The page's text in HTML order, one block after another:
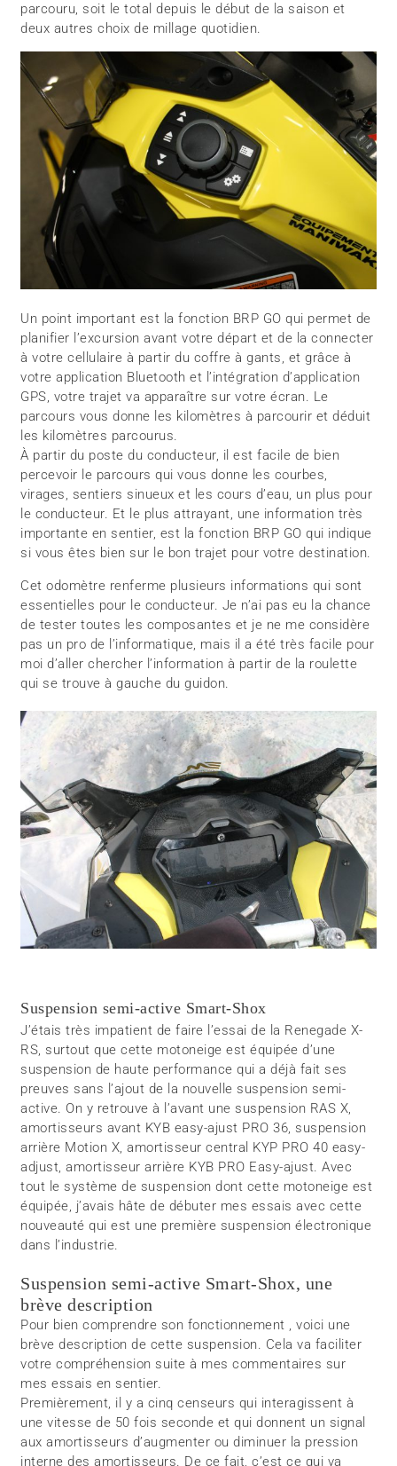
parcouru, soit le total depuis le début de la saison et
deux autres choix de millage quotidien.
Un point important est la fonction BRP GO qui permet de
planifier l’excursion avant votre départ et de la connecter
à votre cellulaire à partir du coffre à gants, et grâce à
votre application Bluetooth et l’intégration d’application
GPS, votre trajet va apparaître sur votre écran. Le
parcours vous donne les kilomètres à parcourir et déduit
les kilomètres parcourus.
À partir du poste du conducteur, il est facile de bien
percevoir le parcours qui vous donne les courbes,
virages, sentiers sinueux et les cours d’eau, un plus pour
le conducteur. Et le plus attrayant, une information très
importante en sentier, est la fonction BRP GO qui indique
si vous êtes bien sur le bon trajet pour votre destination.
Cet odomètre renferme plusieurs informations qui sont
essentielles pour le conducteur. Je n’ai pas eu la chance
de tester toutes les composantes et je ne me considère
pas un pro de l’informatique, mais il a été très facile pour
moi d’aller chercher l’information à partir de la roulette
qui se trouve à gauche du guidon.
Suspension semi-active Smart-Shox
J’étais très impatient de faire l’essai de la Renegade X-
RS, surtout que cette motoneige est équipée d’une
suspension de haute performance qui a déjà fait ses
preuves sans l’ajout de la nouvelle suspension semi-
active. On y retrouve à l’avant une suspension RAS X,
amortisseurs avant KYB easy-ajust PRO 36, suspension
arrière Motion X, amortisseur central KYP PRO 40 easy-
adjust, amortisseur arrière KYB PRO Easy-ajust. Avec
tout le système de suspension dont cette motoneige est
équipée, j’avais hâte de débuter mes essais avec cette
nouveauté qui est une première suspension électronique
dans l’industrie.
Suspension semi-active Smart-Shox, une
brève description
Pour bien comprendre son fonctionnement , voici une
brève description de cette suspension. Cela va faciliter
votre compréhension suite à mes commentaires sur
mes essais en sentier.
Premièrement, il y a cinq censeurs qui interagissent à
une vitesse de 50 fois seconde et qui donnent un signal
aux amortisseurs d’augmenter ou diminuer la pression
interne des amortisseurs. De ce fait, c’est ce qui va